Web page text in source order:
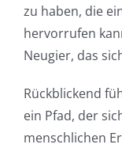
zu haben, die
hervorrufen
Neugier, das
Rückblickend
ein Pfad, der
menschlichen